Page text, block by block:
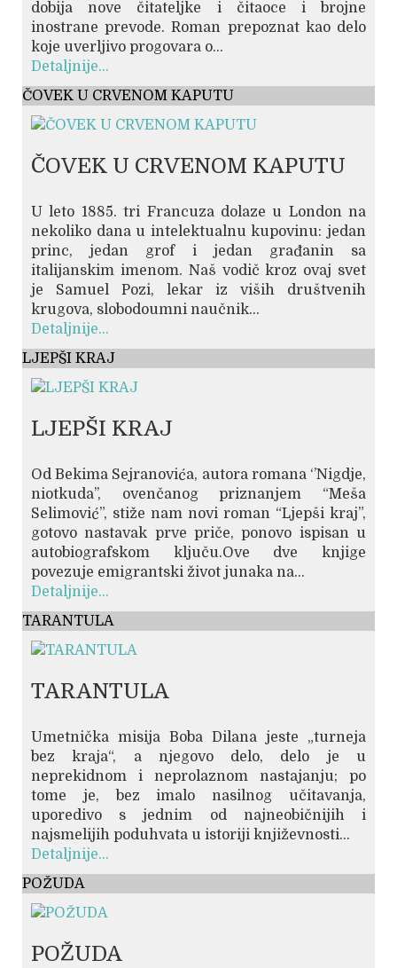
dobija nove čitateljke i čitaoce i brojne
inostrane prevode. Roman prepoznat kao delo
koje uverljivo progovara o...
Detaljnije...
ČOVEK U CRVENOM KAPUTU
ČOVEK U CRVENOM KAPUTU
U leto 1885. tri Francuza dolaze u London na
nekoliko dana u intelektualnu kupovinu: jedan
princ, jedan grof i jedan građanin sa
italijanskim imenom. Naš vodič kroz ovaj svet
je Samuel Pozi, lekar iz viših društvenih
krugova, slobodoumni naučnik...
Detaljnije...
LJEPŠI KRAJ
LJEPŠI KRAJ
Od Bekima Sejranovića, autora romana ‘’Nigdje,
niotkuda’’, ovenčanog priznanjem “Meša
Selimović”, stiže nam novi roman “Ljepši kraj”,
gotovo nastavak prve priče, ponovo ispisan u
autobiografskom ključu.Ove dve knjige
povezuje emigrantski život junaka na...
Detaljnije...
TARANTULA
TARANTULA
Umetnička misija Boba Dilana jeste „turneja
bez kraja“, a njegovo delo, delo je u
neprekidnom i neprolaznom nastajanju; po
tome je, bez imalo nasilnog učitavanja,
uporedivo s jednim od najneobičnijih i
najsmelijih poduhvata u istoriji književnosti...
Detaljnije...
POŽUDA
POŽUDA